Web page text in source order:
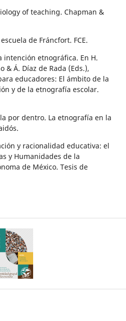
of teaching. Chapman &
de Fráncfort. FCE.
intención etnográfica. En H.
& Á. Díaz de Rada (Eds.),
educadores: El ámbito de la
y de la etnografía escolar.
por dentro. La etnografía en la
y racionalidad educativa: el
y Humanidades de la
de México. Tesis de